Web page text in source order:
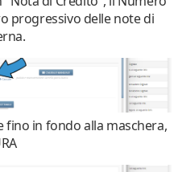
progressivo delle note di
.
fino in fondo alla maschera,